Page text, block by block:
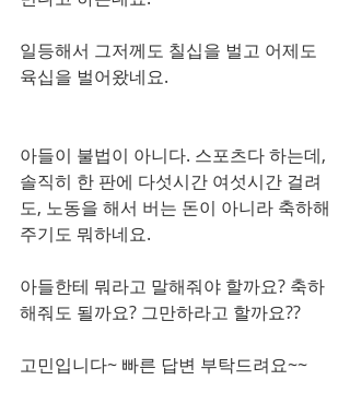
일등해서 그저께도 칠십을 벌고 어제도
육십을 벌어왔네요.
아들이 불법이 아니다. 스포츠다 하는데,
솔직히 한 판에 다섯시간 여섯시간 걸려
도, 노동을 해서 버는 돈이 아니라 축하해
주기도 뭐하네요.
아들한테 뭐라고 말해줘야 할까요? 축하
해줘도 될까요? 그만하라고 할까요??
고민입니다~ 빠른 답변 부탁드려요~~